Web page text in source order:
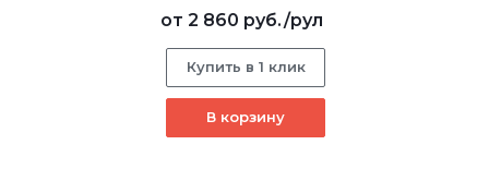
от 2 860 руб./рул
Купить в 1 клик
В корзину